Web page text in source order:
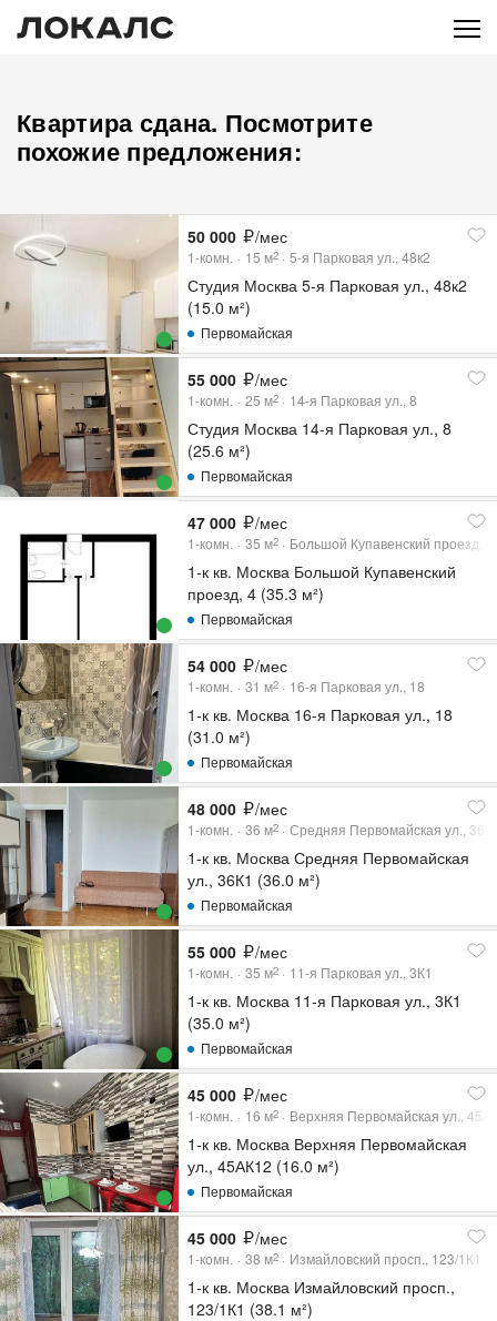
Квартира сдана. Посмотрите
похожие предложения:
50 000 /мес
1-комн. 15 м2 5-я Парковая ул., 48к2
Студия Москва 5-я Парковая ул., 48к2
(15.0 м²)
Первомайская
55 000 /мес
1-комн. 25 м2 14-я Парковая ул., 8
Студия Москва 14-я Парковая ул., 8
(25.6 м²)
Первомайская
47 000 /мес
1-комн. 35 м2 Большой Купавенский проезд, 4
1-к кв. Москва Большой Купавенский
проезд, 4 (35.3 м²)
Первомайская
54 000 /мес
1-комн. 31 м2 16-я Парковая ул., 18
1-к кв. Москва 16-я Парковая ул., 18
(31.0 м²)
Первомайская
48 000 /мес
1-комн. 36 м2 Средняя Первомайская ул.,
1-к кв. Москва Средняя Первомайская
ул., 36К1 (36.0 м²)
Первомайская
55 000 /мес
1-комн. 35 м2 11-я Парковая ул., 3К1
1-к кв. Москва 11-я Парковая ул., 3К1
(35.0 м²)
Первомайская
45 000 /мес
1-комн. 16 м2 Верхняя Первомайская ул.,
1-к кв. Москва Верхняя Первомайская
ул., 45АК12 (16.0 м²)
Первомайская
45 000 /мес
1-комн. 38 м2 Измайловский просп., 123/1К1
1-к кв. Москва Измайловский просп.,
123/1К1 (38.1 м²)